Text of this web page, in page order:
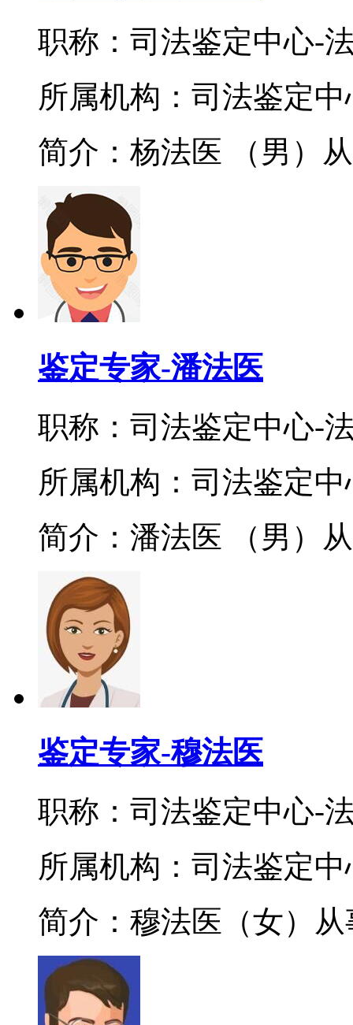
职称：司法鉴定中心-
所属机构：司法鉴定中
简介：杨法医 （男）
鉴定专家-潘法医
职称：司法鉴定中心-
所属机构：司法鉴定中
简介：潘法医 （男）
鉴定专家-穆法医
职称：司法鉴定中心-
所属机构：司法鉴定中
简介：穆法医（女）